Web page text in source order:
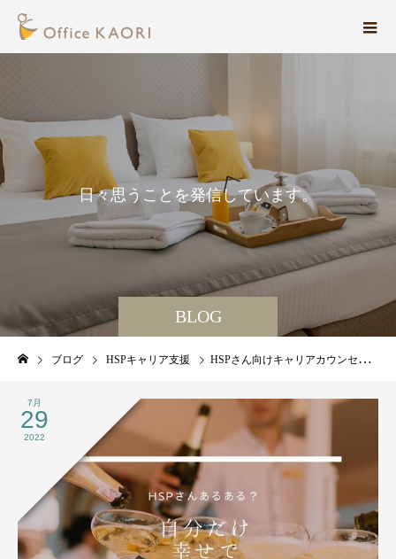
BLOG
日々思 う こ と を発信してい ます。
ブログ HSPキャリア支援 HSPさん向けキャリアカウンセリング
7月
29
2022